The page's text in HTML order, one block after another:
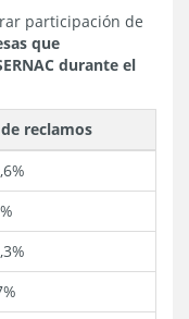
participación de
que
durante el
reclamos